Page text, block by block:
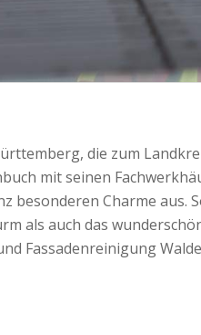
die zum
mit seinen
besonderen Charme aus.
als auch das
Fassadenreinigung